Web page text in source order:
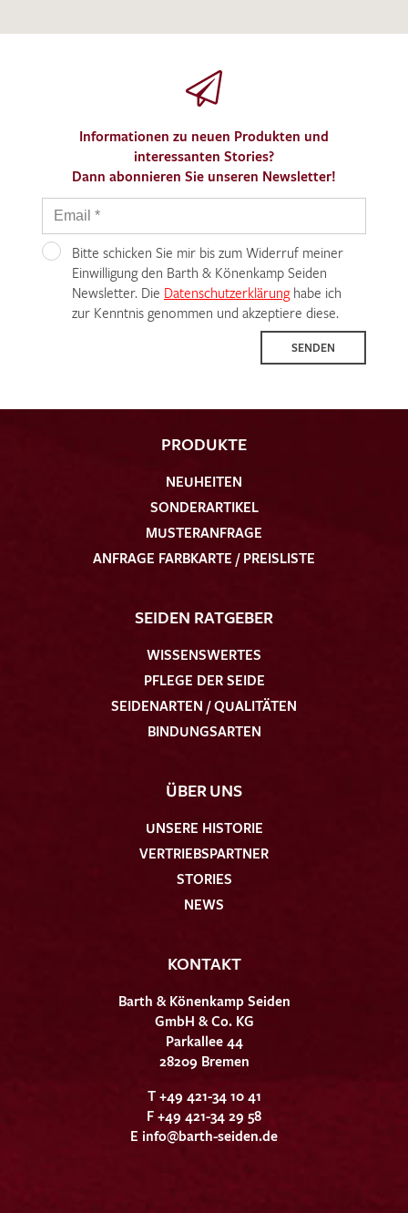
Informationen zu neuen Produkten und
interessanten Stories?
Dann abonnieren Sie unseren Newsletter!
Bitte schicken Sie mir bis zum Widerruf meiner
Einwilligung den Barth & Könenkamp Seiden
Newsletter. Die Datenschutzerklärunghabe ich
zur Kenntnis genommen und akzeptiere diese.
SENDEN
PRODUKTE
NEUHEITEN
SONDERARTIKEL
MUSTERANFRAGE
ANFRAGE FARBKARTE / PREISLISTE
SEIDEN RATGEBER
WISSENSWERTES
PFLEGE DER SEIDE
SEIDENARTEN / QUALITÄTEN
BINDUNGSARTEN
ÜBER UNS
UNSERE HISTORIE
VERTRIEBSPARTNER
STORIES
NEWS
KONTAKT
Barth & Könenkamp Seiden
GmbH & Co. KG
Parkallee 44
28209 Bremen
T +49 421-34 10 41
F +49 421-34 29 58
E info@barth-seiden.de